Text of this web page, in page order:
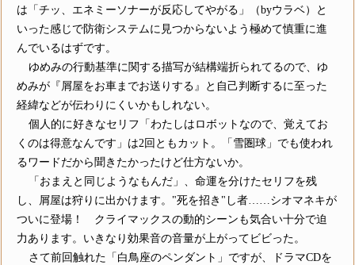
は「チッ、エネミーソナーが反応してやがる」（byウラベ）と
いった感じで防衛システムに見つからないよう極めて慎重に進
んでいるはずです。
ゆめみの行動基準に関する描写が結構端折られてるので、ゆ
めみが『屑屋をお車までお送りする』と自己判断するに至った
経緯などが伝わりにくいかもしれない。
個人的に好きなセリフ「わたしはロボットなので、覚えてお
くのは得意なんです」は2回ともカット。「雪圏球」でも使われ
るワードだから聞きたかったけど仕方ないか。
「おまえと同じようなもんだ」、命運を分けたセリフを残
し、屑屋は狩りに出かけます。"死を招き"し者……シオマネキが
ついに登場！ クライマックスの動的シーンも気合い十分で迫
力あります。いきなり効果音の音量が上がってビビった。
さて前回触れた「白鳥座のペンダント」ですが、ドラマCDを